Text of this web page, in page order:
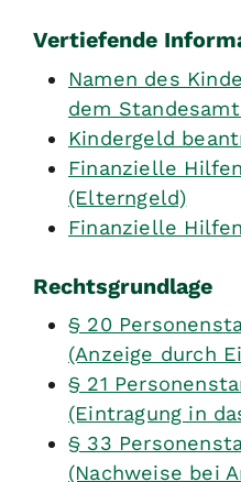
Vertiefende
Namen des
dem
Kindergeld
Finanzielle
(Elterngeld)
Finanzielle
Rechtsgrundlage
§ 20
(Anzeige durch
§ 21
(Eintragung in
§ 33
(Nachweise bei